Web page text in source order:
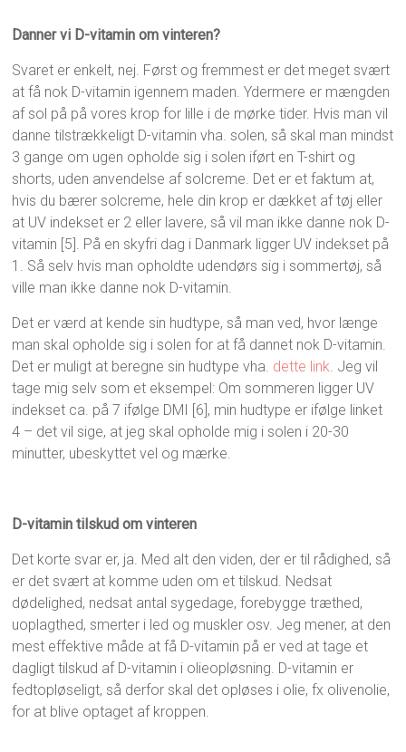
Danner vi D-vitamin om vinteren?
Svaret er enkelt, nej. Først og fremmest er det meget svært
at få nok D-vitamin igennem maden. Ydermere er mængden
af sol på på vores krop for lille i de mørke tider. Hvis man vil
danne tilstrækkeligt D-vitamin vha. solen, så skal man mindst
3 gange om ugen opholde sig i solen iført en T-shirt og
shorts, uden anvendelse af solcreme. Det er et faktum at,
hvis du bærer solcreme, hele din krop er dækket af tøj eller
at UV indekset er 2 eller lavere, så vil man ikke danne nok D-
vitamin [5]. På en skyfri dag i Danmark ligger UV indekset på
1. Så selv hvis man opholdte udendørs sig i sommertøj, så
ville man ikke danne nok D-vitamin.
Det er værd at kende sin hudtype, så man ved, hvor længe
man skal opholde sig i solen for at få dannet nok D-vitamin.
Det er muligt at beregne sin hudtype vha. dette link. Jeg vil
tage mig selv som et eksempel: Om sommeren ligger UV
indekset ca. på 7 ifølge DMI [6], min hudtype er ifølge linket
4 – det vil sige, at jeg skal opholde mig i solen i 20-30
minutter, ubeskyttet vel og mærke.
D-vitamin tilskud om vinteren
Det korte svar er, ja. Med alt den viden, der er til rådighed, så
er det svært at komme uden om et tilskud. Nedsat
dødelighed, nedsat antal sygedage, forebygge træthed,
uoplagthed, smerter i led og muskler osv. Jeg mener, at den
mest effektive måde at få D-vitamin på er ved at tage et
dagligt tilskud af D-vitamin i olieopløsning. D-vitamin er
fedtopløseligt, så derfor skal det opløses i olie, fx olivenolie,
for at blive optaget af kroppen.